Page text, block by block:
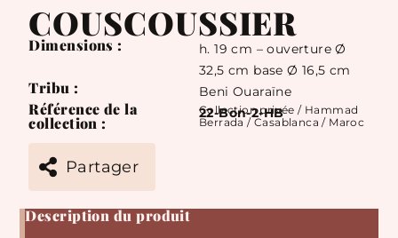
COUSCOUSSIER
Dimensions :
h. 19 cm – ouverture Ø
32,5 cm base Ø 16,5 cm
Tribu : Beni Ouaraïne
Référence de la
collection :
22-Bon-2-HB
Collection privée / Hammad
Berrada / Casablanca / Maroc
Partager
Description du produit